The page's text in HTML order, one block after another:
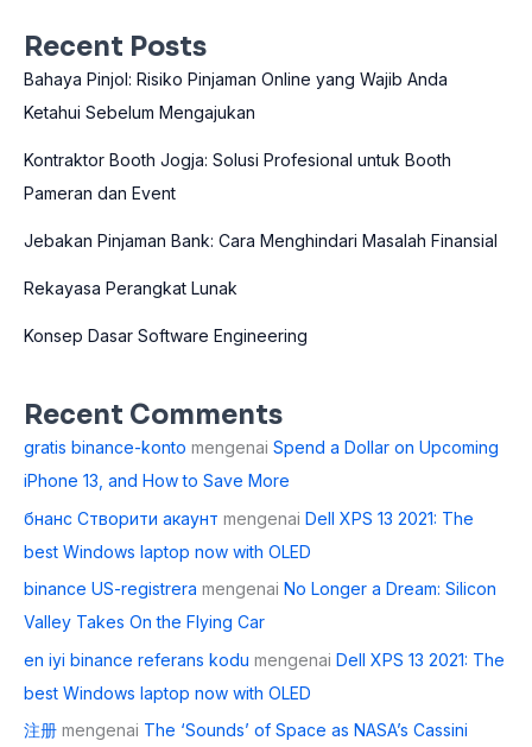
Recent Posts
Bahaya Pinjol: Risiko Pinjaman Online yang Wajib Anda
Ketahui Sebelum Mengajukan
Kontraktor Booth Jogja: Solusi Profesional untuk Booth
Pameran dan Event
Jebakan Pinjaman Bank: Cara Menghindari Masalah Finansial
Rekayasa Perangkat Lunak
Konsep Dasar Software Engineering
Recent Comments
gratis binance-konto mengenai Spend a Dollar on Upcoming
iPhone 13, and How to Save More
бнанс Створити акаунт mengenai Dell XPS 13 2021: The
best Windows laptop now with OLED
binance US-registrera mengenai No Longer a Dream: Silicon
Valley Takes On the Flying Car
en iyi binance referans kodu mengenai Dell XPS 13 2021: The
best Windows laptop now with OLED
注册 mengenai The ‘Sounds’ of Space as NASA’s Cassini